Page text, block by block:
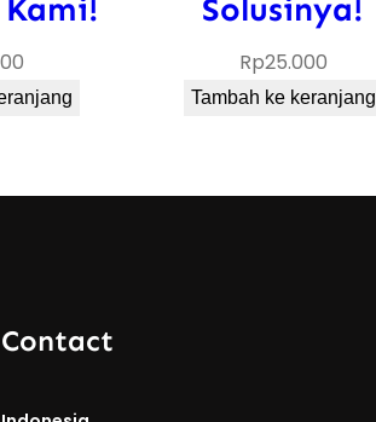
Solusinya!
Rp25.000
Tambah ke keranjang